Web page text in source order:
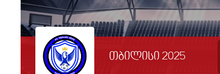
თბილისი 2025